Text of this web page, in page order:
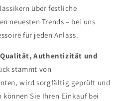
über festliche
neuesten Trends – bei uns
für jeden Anlass.
Qualität, Authentizität und
stammt von
wird sorgfältig geprüft und
Sie Ihren Einkauf bei